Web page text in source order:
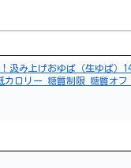
汲み上げおゆば（生ゆば）
ロリー 糖質制限 糖質オ